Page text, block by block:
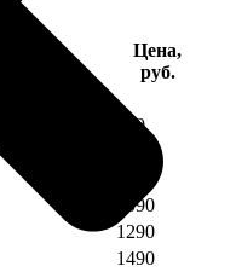
Цена,
руб.
690
1090
1290
1490